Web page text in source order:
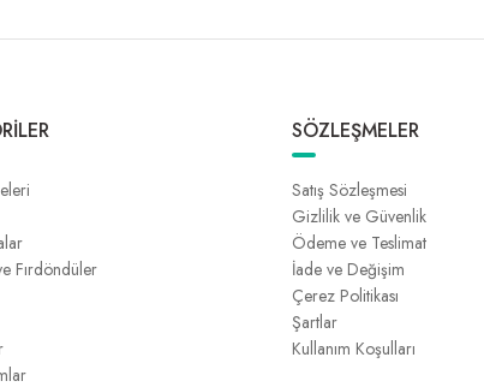
Fırdöndüler
SÖZLEŞMELER
Satış Sözleşmesi
Gizlilik ve Güvenlik
Ödeme ve Teslimat
İade ve Değişim
Çerez Politikası
Şartlar
Kullanım Koşulları